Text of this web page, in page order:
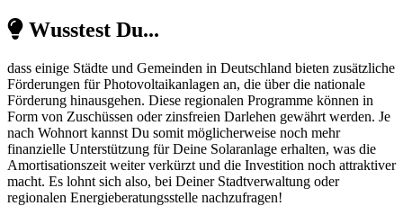
Wusstest Du...
dass einige Städte und Gemeinden in Deutschland bieten zusätzliche
Förderungen für Photovoltaikanlagen an, die über die nationale
Förderung hinausgehen. Diese regionalen Programme können in
Form von Zuschüssen oder zinsfreien Darlehen gewährt werden. Je
nach Wohnort kannst Du somit möglicherweise noch mehr
finanzielle Unterstützung für Deine Solaranlage erhalten, was die
Amortisationszeit weiter verkürzt und die Investition noch attraktiver
macht. Es lohnt sich also, bei Deiner Stadtverwaltung oder
regionalen Energieberatungsstelle nachzufragen!